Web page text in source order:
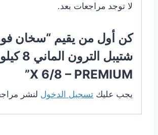
لا توجد مراجعات بعد.
كن أول من يقيم “سخان
X 6/8 – PREMIUM”
يجب عليك تسجيل الدخول لنشر